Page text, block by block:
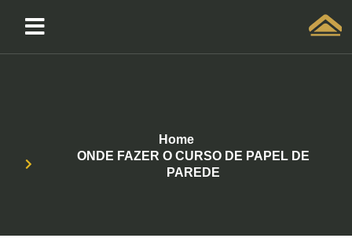
Home
ONDE FAZER O CURSO DE PAPEL DE
PAREDE